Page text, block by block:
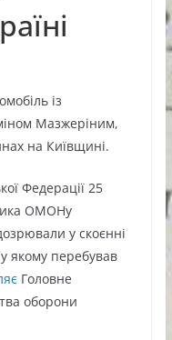
із
Мазжеріним,
на Київщині.
Федерації 25
ОМОНу
у скоєнні
якому перебував
Головне
оборони